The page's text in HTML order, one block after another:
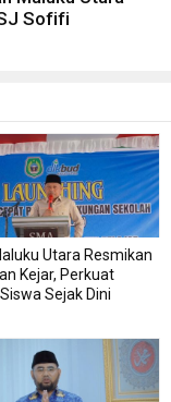
Sofifi
Utara Resmikan
Kejar, Perkuat
Sejak Dini